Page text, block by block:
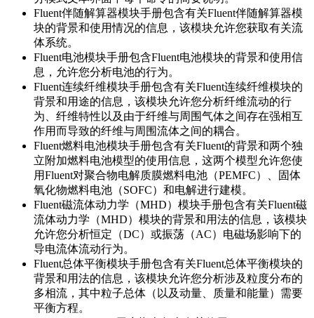
Fluent伴随解算器模块手册包含有关Fluent伴随解算器模
块的背景和使用情况的信息，该模块允许您获取有关流
体系统。
Fluent电池模块手册包含Fluent电池模块的背景和使用信
息，允许您分析电池的行为。
Fluent连续纤维模块手册包含有关Fluent连续纤维模块的
背景和用途的信息，该模块允许您分析纤维流动的行
为、纤维特性以及由于纤维与周围气体之间存在强相互
作用而导致的纤维与周围流体之间的耦合。
Fluent燃料电池模块手册包含有关Fluent的背景和两个独
立附加燃料电池模型的使用信息，这两个模型允许您使
用Fluent对聚合物电解质膜燃料电池（PEMFC）、固体
氧化物燃料电池（SOFC）和电解进行建模。
Fluent磁流体动力学（MHD）模块手册包含有关Fluent磁
流体动力学（MHD）模块的背景和用法的信息，该模块
允许您分析恒定（DC）或振荡（AC）电磁场影响下的
导电流体流动行为。
Fluent总体平衡模块手册包含有关Fluent总体平衡模块的
背景和用法的信息，该模块允许您分析涉及粒度分布的
多相流，其中粒子总体（以及动量、质量和能量）需要
平衡方程。